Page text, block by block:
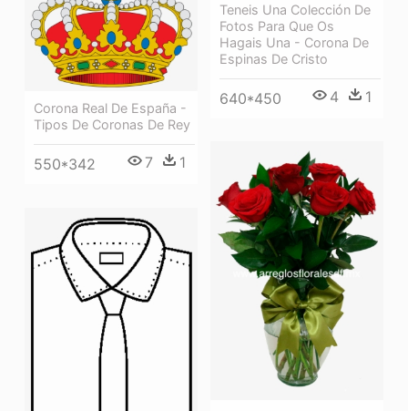
Teneis Una Colección De
Fotos Para Que Os
Hagais Una - Corona De
Espinas De Cristo
640*450 4 1
Corona Real De España -
Tipos De Coronas De Rey
550*342 7 1